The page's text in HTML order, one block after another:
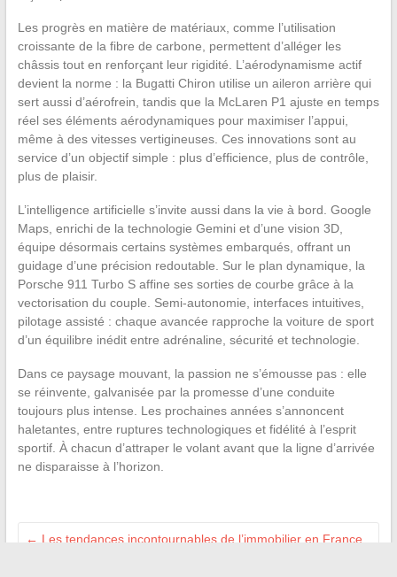
Les progrès en matière de matériaux, comme l’utilisation
croissante de la fibre de carbone, permettent d’alléger les
châssis tout en renforçant leur rigidité. L’aérodynamisme actif
devient la norme : la Bugatti Chiron utilise un aileron arrière qui
sert aussi d’aérofrein, tandis que la McLaren P1 ajuste en temps
réel ses éléments aérodynamiques pour maximiser l’appui,
même à des vitesses vertigineuses. Ces innovations sont au
service d’un objectif simple : plus d’efficience, plus de contrôle,
plus de plaisir.
L’intelligence artificielle s’invite aussi dans la vie à bord. Google
Maps, enrichi de la technologie Gemini et d’une vision 3D,
équipe désormais certains systèmes embarqués, offrant un
guidage d’une précision redoutable. Sur le plan dynamique, la
Porsche 911 Turbo S affine ses sorties de courbe grâce à la
vectorisation du couple. Semi-autonomie, interfaces intuitives,
pilotage assisté : chaque avancée rapproche la voiture de sport
d’un équilibre inédit entre adrénaline, sécurité et technologie.
Dans ce paysage mouvant, la passion ne s’émousse pas : elle
se réinvente, galvanisée par la promesse d’une conduite
toujours plus intense. Les prochaines années s’annoncent
haletantes, entre ruptures technologiques et fidélité à l’esprit
sportif. À chacun d’attraper le volant avant que la ligne d’arrivée
ne disparaisse à l’horizon.
← Les tendances incontournables de l’immobilier en France